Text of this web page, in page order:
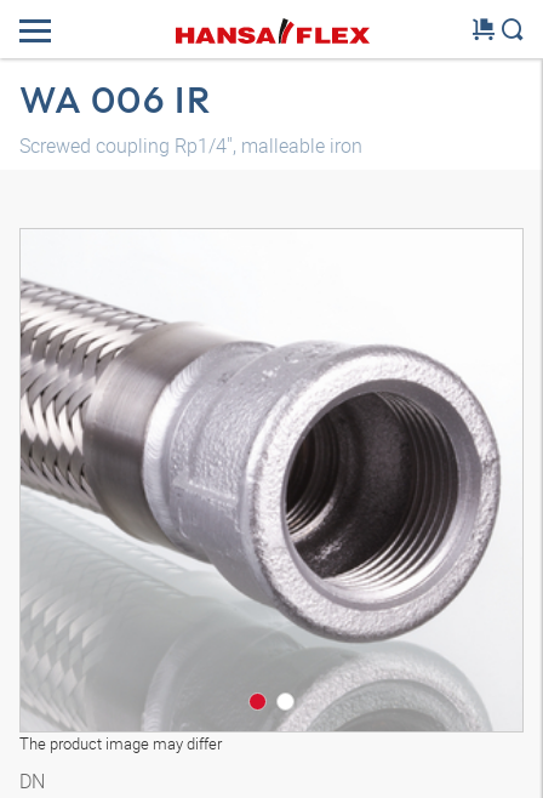
WA 006 IR
Screwed coupling Rp1/4", malleable iron
The product image may differ
DN